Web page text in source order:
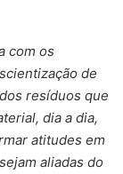
com os
de
resíduos que
dia a dia,
atitudes em
aliadas do